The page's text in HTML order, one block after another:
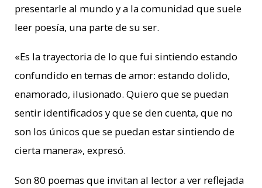
presentarle al mundo y a la comunidad que suele
leer poesía, una parte de su ser.
«Es la trayectoria de lo que fui sintiendo estando
confundido en temas de amor: estando dolido,
enamorado, ilusionado. Quiero que se puedan
sentir identificados y que se den cuenta, que no
son los únicos que se puedan estar sintiendo de
cierta manera», expresó.
Son 80 poemas que invitan al lector a ver reflejada